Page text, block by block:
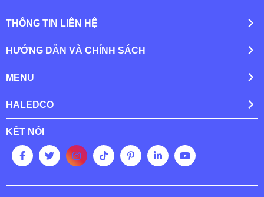
THÔNG TIN LIÊN HỆ
HƯỚNG DẪN VÀ CHÍNH SÁCH
MENU
HALEDCO
KẾT NỐI